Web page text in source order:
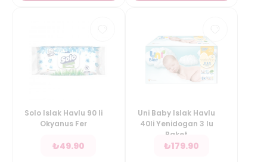
Solo Islak Havlu 90 li
Okyanus Fer
₺49.90
Uni Baby Islak Havlu
40li Yenidogan 3 lu
Paket
₺179.90